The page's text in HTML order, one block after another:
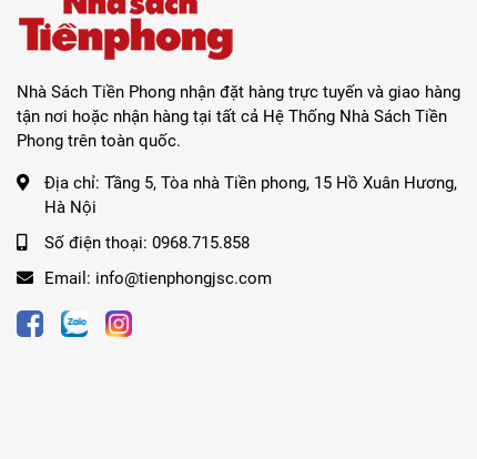
Nhà Sách Tiền Phong nhận đặt hàng trực tuyến và giao hàng
tận nơi hoặc nhận hàng tại tất cả Hệ Thống Nhà Sách Tiền
Phong trên toàn quốc.
Địa chỉ: Tầng 5, Tòa nhà Tiền phong, 15 Hồ Xuân Hương,
Hà Nội
Số điện thoại: 0968.715.858
Email: info@tienphongjsc.com